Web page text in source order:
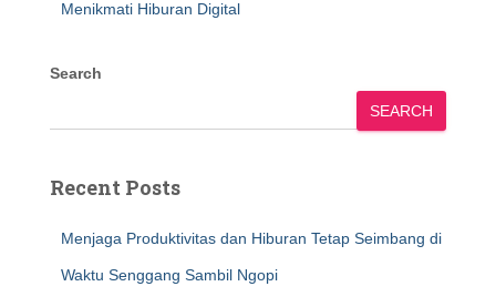
Menikmati Hiburan Digital
Search
SEARCH
Recent Posts
Menjaga Produktivitas dan Hiburan Tetap Seimbang di
Waktu Senggang Sambil Ngopi